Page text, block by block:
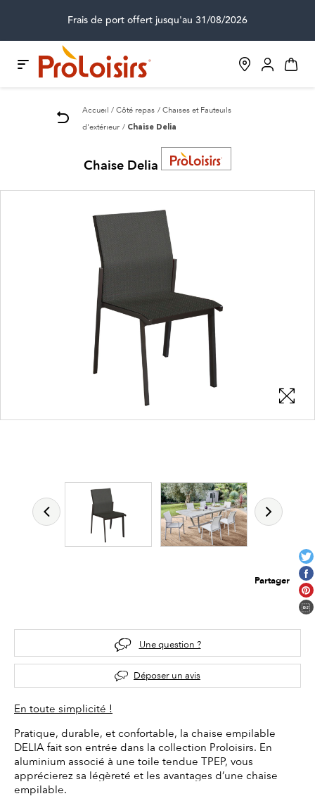
Frais de port offert jusqu'au 31/08/2026
Accueil Côté repas
Chaises et Fauteuils
d'extérieur
Chaise Delia
Chaise Delia
Partager
Une question ?
Déposer un avis
En toute simplicité !
Pratique, durable, et confortable, la chaise empilable
DELIA fait son entrée dans la collection Proloisirs. En
aluminium associé à une toile tendue TPEP, vous
apprécierez sa légèreté et les avantages d’une chaise
empilable.